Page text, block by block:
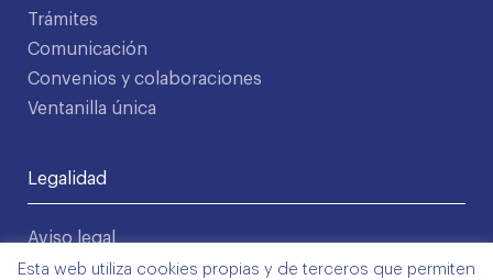
Trámites
Comunicación
Convenios y colaboraciones
Ventanilla única
Legalidad
Aviso legal
Política de privacidad
Esta web utiliza cookies propias y de terceros que permiten